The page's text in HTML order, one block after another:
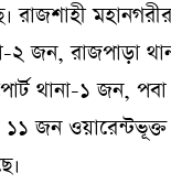
মহানগরীর
২ জন, রাজপাড়া
থানা-১ জন,
জন